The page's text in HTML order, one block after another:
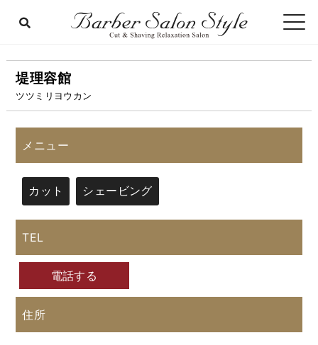
堤理容館
ツツミリヨウカン
メニュー
カット シェービング
TEL
電話する
住所